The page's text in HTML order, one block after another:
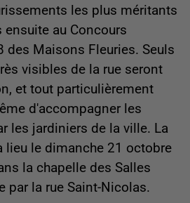
les plus méritants
au Concours
des Maisons Fleuries. Seuls
visibles de la rue seront
et tout particulièrement
d'accompagner les
les jardiniers de la ville. La
lieu le dimanche 21 octobre
la chapelle des Salles
par la rue Saint-Nicolas.